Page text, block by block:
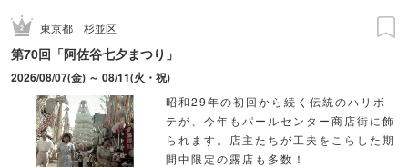
東京都 杉並区
第70回「阿佐谷七夕まつり」
2026/08/07(金) ～ 08/11(火・祝)
昭和29年の初回から続く伝統のハリボ
テが、今年もパールセンター商店街に飾
られます。店主たちが工夫をこらした期
間中限定の露店も多数！